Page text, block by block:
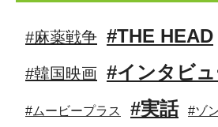
#麻薬戦争 #THE HEAD
#韓国映画 #インタビ
#ムービープラス #実話 #ゾ